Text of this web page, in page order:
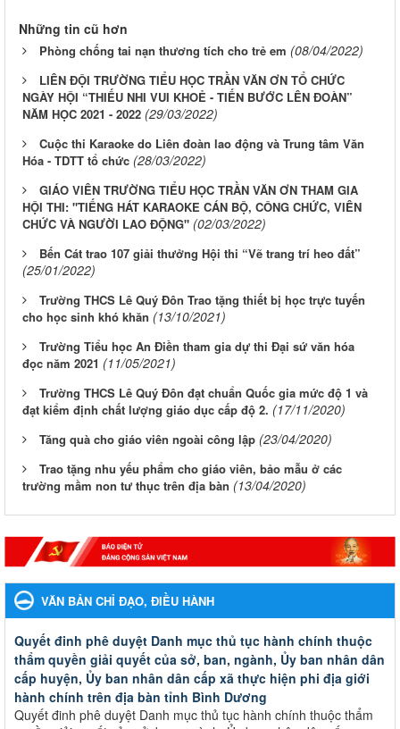
Những tin cũ hơn
Phòng chống tai nạn thương tích cho trẻ em (08/04/2022)
LIÊN ĐỘI TRƯỜNG TIỂU HỌC TRẦN VĂN ƠN TỔ CHỨC
NGÀY HỘI “THIẾU NHI VUI KHOẺ - TIẾN BƯỚC LÊN ĐOÀN”
NĂM HỌC 2021 - 2022 (29/03/2022)
Cuộc thi Karaoke do Liên đoàn lao động và Trung tâm Văn
Hóa - TDTT tổ chức (28/03/2022)
GIÁO VIÊN TRƯỜNG TIỂU HỌC TRẦN VĂN ƠN THAM GIA
HỘI THI: "TIẾNG HÁT KARAOKE CÁN BỘ, CÔNG CHỨC, VIÊN
CHỨC VÀ NGƯỜI LAO ĐỘNG" (02/03/2022)
Bến Cát trao 107 giải thưởng Hội thi “Vẽ trang trí heo đất”
(25/01/2022)
Trường THCS Lê Quý Đôn Trao tặng thiết bị học trực tuyến
cho học sinh khó khăn (13/10/2021)
Trường Tiểu học An Điền tham gia dự thi Đại sứ văn hóa
đọc năm 2021 (11/05/2021)
Trường THCS Lê Quý Đôn đạt chuẩn Quốc gia mức độ 1 và
đạt kiểm định chất lượng giáo dục cấp độ 2. (17/11/2020)
Tăng quà cho giáo viên ngoài công lập (23/04/2020)
Trao tặng nhu yếu phẩm cho giáo viên, bảo mẫu ở các
trường mầm non tư thục trên địa bàn (13/04/2020)
VĂN BẢN CHỈ ĐẠO, ĐIỀU HÀNH
Quyết đinh phê duyệt Danh mục thủ tục hành chính thuộc
thẩm quyền giải quyết của sở, ban, ngành, Ủy ban nhân dân
cấp huyện, Ủy ban nhân dân cấp xã thực hiện phi địa giới
hành chính trên địa bàn tỉnh Bình Dương
Quyết đinh phê duyệt Danh mục thủ tục hành chính thuộc thẩm